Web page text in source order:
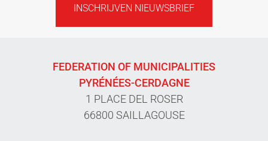
INSCHRIJVEN NIEUWSBRIEF
FEDERATION OF MUNICIPALITIES
PYRÉNÉES-CERDAGNE
1 PLACE DEL ROSER
66800 SAILLAGOUSE